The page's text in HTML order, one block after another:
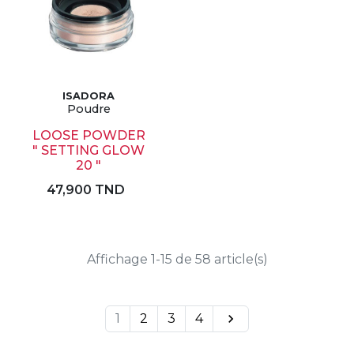
ISADORA
Poudre
LOOSE POWDER
" SETTING GLOW
20 "
47,900 TND
Affichage 1-15 de 58 article(s)
1 2 3 4 